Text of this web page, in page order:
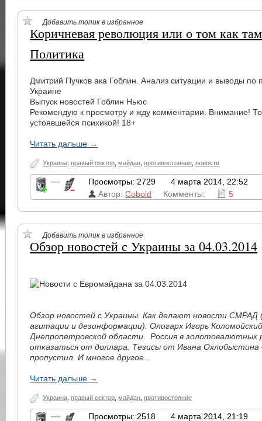
Добавить топик в избранное
Коричневая революция или о том как
Политика
Дмитрий Пучков ака Гоблин. Анализ ситуации и выводы
Украине
Выпуск новостей Гоблин Ньюс
Рекомендую к просмотру и жду комментарии. Внимание!
устоявшейся психикой! 18+
Читать дальше →
Украина ,правый сектор ,майдан ,противостояние ,новости
— Просмотры: 2729
4 марта 2014, 22:52
Автор:Cobold Комменты: 5
Добавить топик в избранное
Обзор новостей с Украины за 04.03.2014
Обзор новостей с Украины. Как делают новости СМРАД
агитации и дезинформации). Олигарх Игорь
Днепропетровской области. Россия в золотовалютных
отказаться от доллара. Тезисы от Ивана
пропустил. И многое другое...
Читать дальше →
Украина ,правый сектор ,майдан ,противостояние
— Просмотры: 2518
4 марта 2014, 21:19